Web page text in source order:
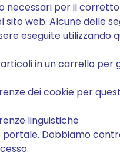
necessari per il corretto
sito web. Alcune delle
eseguite utilizzando
in un carrello per
dei cookie per
linguistiche
Dobbiamo